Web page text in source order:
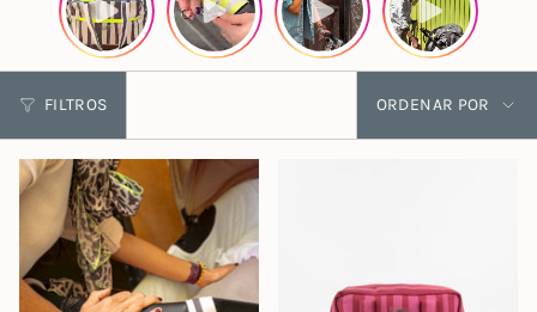
FILTROS
por
ORDENAR POR